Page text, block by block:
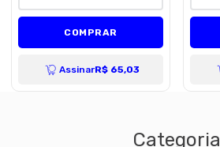
COMPRAR
AssinarR$ 65,03
Categoria